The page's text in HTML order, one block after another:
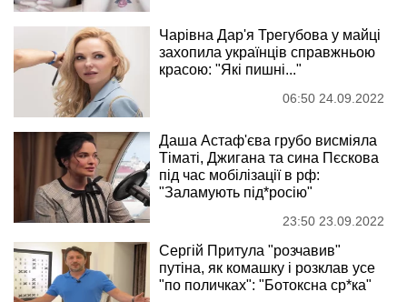
Чарівна Дар'я Трегубова у майці
захопила українців справжньою
красою: "Які пишні..."
06:50 24.09.2022
Даша Астаф'єва грубо висміяла
Тіматі, Джигана та сина Пєскова
під час мобілізації в рф:
"Заламують під*росію"
23:50 23.09.2022
Сергій Притула "розчавив"
путіна, як комашку і розклав усе
"по поличках": "Ботоксна ср*ка"